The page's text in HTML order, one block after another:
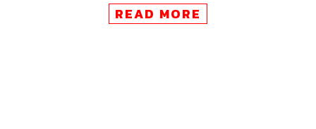
หลบๆ ซ่อนๆ ในการจิบแอลกอฮอล์อีกต่อไป
READ MORE